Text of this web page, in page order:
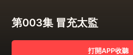
第003集 冒充太監
打開APP收聽